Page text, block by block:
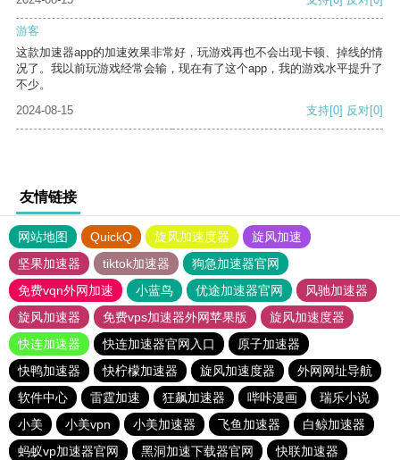
游客
这款加速器app的加速效果非常好，玩游戏再也不会出现卡顿、掉线的情
况了。我以前玩游戏经常会输，现在有了这个app，我的游戏水平提升了
不少。
2024-08-15
支持[0] 反对[0]
友情链接
网站地图 QuickQ 旋风加速度器
旋风加速
坚果加速器
tiktok加速器
狗急加速器官网
免费vqn外网加速
小蓝鸟 优途加速器官网
风驰加速器
旋风加速器
免费vps加速器外网苹果版
旋风加速度器
快连加速器
快连加速器官网入口
原子加速器
快鸭加速器
快柠檬加速器 旋风加速度器
外网网址导航
软件中心
雷霆加速 狂飙加速器 哔咔漫画
瑞乐小说
小美
小美vpn 小美加速器 飞鱼加速器
白鲸加速器
蚂蚁vp加速器官网
黑洞加速下载器官网
快联加速器